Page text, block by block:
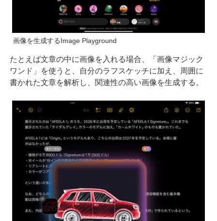
画像を生成するImage Playground
たとえば文章の中に画像を入れる場合、「画像マジック
ワンド」を使うと、自分のラフスケッチに加え、周囲に
書かれた文章を解析し、関連性の高い画像を生成する。